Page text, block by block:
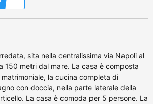
sita nella centralissima via Napoli al
150 metri dal mare. La casa è composta
la cucina completa di
con doccia, nella parte laterale della
La casa è comoda per 5 persone. La